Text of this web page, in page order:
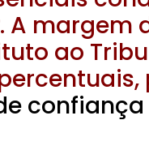
A margem
ao